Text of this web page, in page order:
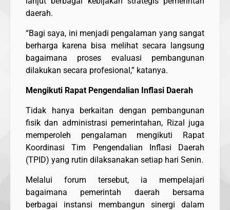
daerah.
“Bagi saya, ini menjadi pengalaman yang sangat
berharga karena bisa melihat secara langsung
bagaimana proses evaluasi pembangunan
dilakukan secara profesional,” katanya.
Mengikuti Rapat Pengendalian Inflasi Daerah
Tidak hanya berkaitan dengan pembangunan
fisik dan administrasi pemerintahan, Rizal juga
memperoleh pengalaman mengikuti Rapat
Koordinasi Tim Pengendalian Inflasi Daerah
(TPID) yang rutin dilaksanakan setiap hari Senin.
Melalui forum tersebut, ia mempelajari
bagaimana pemerintah daerah bersama
berbagai instansi membangun sinergi dalam